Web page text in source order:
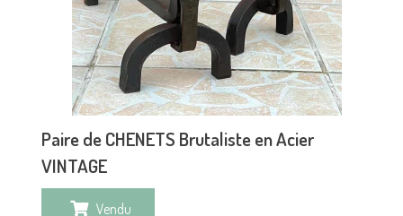
Paire de CHENETS Brutaliste en Acier
VINTAGE
Vendu